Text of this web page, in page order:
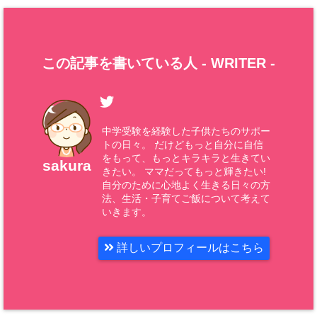
この記事を書いている人 - WRITER -
sakura
中学受験を経験した子供たちのサポー
トの日々。 だけどもっと自分に自信
をもって、もっとキラキラと生きてい
きたい。 ママだってもっと輝きたい!
自分のために心地よく生きる日々の方
法、生活・子育てご飯について考えて
いきます。
詳しいプロフィールはこちら